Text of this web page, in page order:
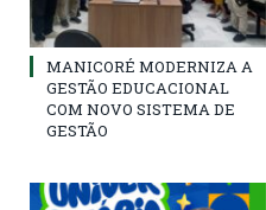
MANICORÉ MODERNIZA A
GESTÃO EDUCACIONAL
COM NOVO SISTEMA DE
GESTÃO